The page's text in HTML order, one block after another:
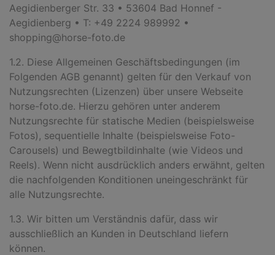
Aegidienberger Str. 33 • 53604 Bad Honnef -
Aegidienberg • T: +49 2224 989992 •
shopping@horse-foto.de
1.2. Diese Allgemeinen Geschäftsbedingungen (im
Folgenden AGB genannt) gelten für den Verkauf von
Nutzungsrechten (Lizenzen) über unsere Webseite
horse-foto.de. Hierzu gehören unter anderem
Nutzungsrechte für statische Medien (beispielsweise
Fotos), sequentielle Inhalte (beispielsweise Foto-
Carousels) und Bewegtbildinhalte (wie Videos und
Reels). Wenn nicht ausdrücklich anders erwähnt, gelten
die nachfolgenden Konditionen uneingeschränkt für
alle Nutzungsrechte.
1.3. Wir bitten um Verständnis dafür, dass wir
ausschließlich an Kunden in Deutschland liefern
können.